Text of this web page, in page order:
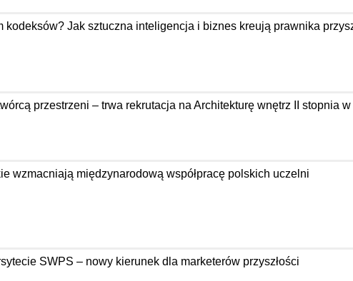
kodeksów? Jak sztuczna inteligencja i biznes kreują prawnika
przestrzeni – trwa rekrutacja na Architekturę wnętrz II stopnia
wzmacniają międzynarodową współpracę polskich uczelni
SWPS – nowy kierunek dla marketerów przyszłości